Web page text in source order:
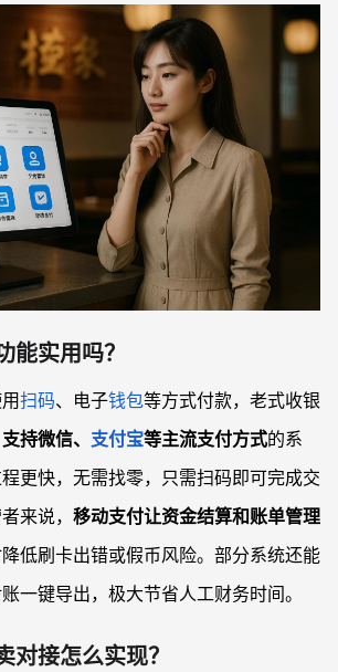
能实用吗？
扫码、电子钱包等方式付款，老式收银
支持微信、 支付宝等主流支付方式的系
更快，无需找零，只需扫码即可完成交
来说， 移动支付让资金结算和账单管理
低刷卡出错或假币风险。部分系统还能
一键导出，极大节省人工财务时间。
对接怎么实现？